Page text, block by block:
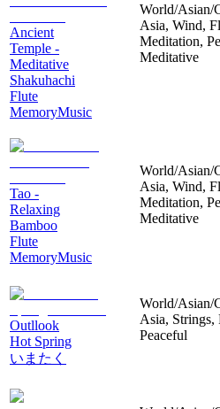
Ancient
Temple -
Meditative
Shakuhachi
Flute
MemoryMusic
World/Asian/
Asia, Wind,
Meditation,
Meditative
Tao -
Relaxing
Bamboo
Flute
MemoryMusic
World/Asian/
Asia, Wind,
Meditation,
Meditative
Outllook
Hot Spring
いまたく
World/Asian/
Asia, Strings,
Peaceful